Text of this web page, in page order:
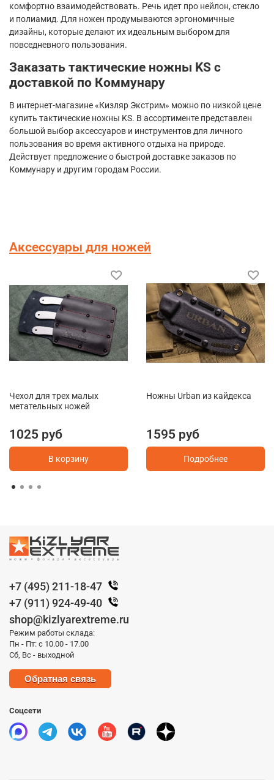
комфортно взаимодействовать. Речь идет про нейлон, стекло
и полиамид. Для ножен продумываются эргономичные
дизайны, которые делают их идеальным выбором для
повседневного пользования.
Заказать тактические ножны KS с
доставкой по Коммунару
В интернет-магазине «Кизляр Экстрим» можно по низкой цене
купить тактические ножны KS. В ассортименте представлен
большой выбор аксессуаров и инструментов для личного
пользования во время активного отдыха на природе.
Действует предложение о быстрой доставке заказов по
Коммунару и другим городам России.
Аксессуары для ножей
Чехол для трех малых
метательных ножей
1025 руб
В корзину
Ножны Urban из кайдекса
1595 руб
Подробнее
+7 (495) 211-18-47
+7 (911) 924-49-40
shop@kizlyarextreme.ru
Режим работы склада:
Пн - Пт: с 10.00 - 17.00
Сб, Вс - выходной
Обратная связь
Соцсети